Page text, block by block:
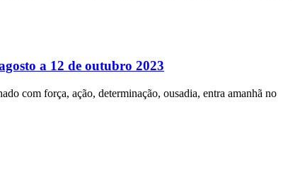
a 12 de outubro 2023
com força, ação, determinação, ousadia, entra amanhã no